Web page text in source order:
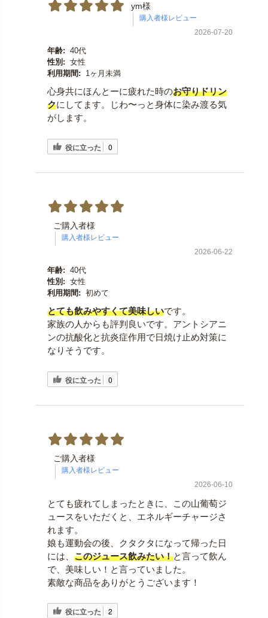
ym様
2026-07-20
年齢: 40代
性別: 女性
利用期間:
1ヶ月未満
心身共にほんとーに疲れた時のお守りドリン
クにしてます。じわ〜っと身体に染み渡る気
がします。
役に立った 0
ご購入者様
2026-06-22
年齢: 40代
性別: 女性
利用期間: 初めて
とても飲みやすくて美味しいです。
家族の人からも評判良いです。アントシアニ
ンの抗酸化と抗炎症作用で日焼け止め対策に
なりそうです。
役に立った 0
ご購入者様
2026-06-10
とても疲れてしまったときに、この山葡萄ジ
ュースをいただくと、エネルギーチャージさ
れます。
娘も運動会の後、クタクタになって帰った日
には、 このジュース飲みたい！と言って飲ん
で、美味しい！と言っていました。
素敵な商品をありがとうございます！
役に立った 2